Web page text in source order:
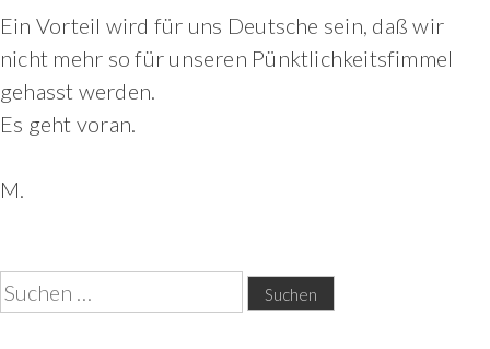
Ein Vorteil wird für uns Deutsche sein, daß wir
nicht mehr so für unseren Pünktlichkeitsfimmel
gehasst werden.
Es geht voran.
M.
Suchen
nach: